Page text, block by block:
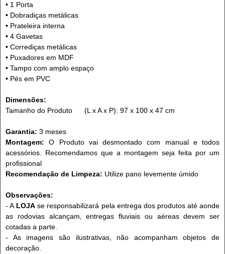
• 1 Porta
• Dobradiças metálicas
• Prateleira interna
• 4 Gavetas
• Corrediças metálicas
• Puxadores em MDF
• Tampo com amplo espaço
• Pés em PVC
Dimensões:
Tamanho do Produto (L x A x P): 97 x 100 x 47 cm
Garantia: 3 meses
Montagem: O Produto vai desmontado com manual e todos
acessórios. Recomendamos que a montagem seja feita por um
profissional
Recomendação de Limpeza: Utilize pano levemente úmido
Observações:
- A LOJA se responsabilizará pela entrega dos produtos até aonde
as rodovias alcançam, entregas fluviais ou aéreas devem ser
cotadas a parte.
- As imagens são ilustrativas, não acompanham objetos de
decoração.